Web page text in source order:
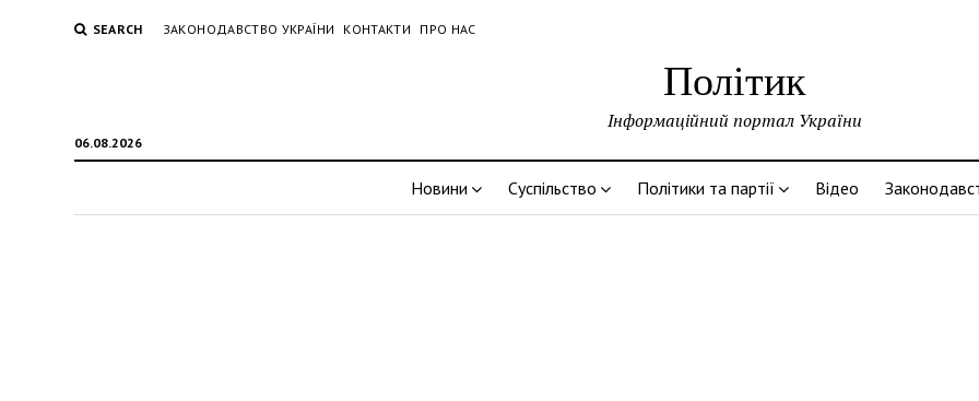
SEARCH ЗАКОНОДАВСТВО УКРАЇНИ КОНТАКТИ ПРО НАС
Політик
06.08.2026
Інформаційний портал України
Новини Суспільство Політики та партії Відео